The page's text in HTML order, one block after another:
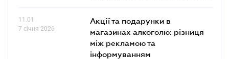
11.01
7 січня 2026
Акції та подарунки в
магазинах алкоголю: різниця
між рекламою та
інформуванням